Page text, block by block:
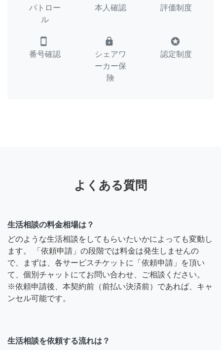
パトロー
ル
本人確認 評価制度
smartphone
番号確認
lock
シェアワ
ーカー保
険
stars
認定制度
よくある質問
生活相談の料金相場は？
どのような生活相談をしてもらいたいかによっても変動し
ます。 「依頼申請」の段階では料金は発生しませんの
で、まずは、各サービスチケットに「依頼申請」を頂い
て、個別チャットにてお問い合わせ、ご相談ください。
※依頼申請後、本契約前（前払い決済前）であれば、キャ
ンセル可能です。
生活相談を依頼する流れは？